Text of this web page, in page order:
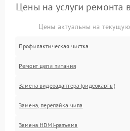
Цены на услуги ремонта
Цены актуальны на
Профилактическая чистка
Ремонт цепи питания
Замена видеоадаптера (видеокарты)
Замена, перепайка чипа
Замена HDMI-разъема